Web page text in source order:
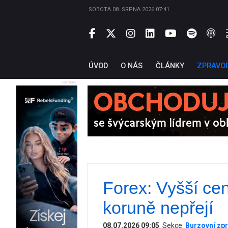
SOBOTA 08. SRPNA 2026 07:41
ÚVOD O NÁS ČLÁNKY
reklama
Forex: Vyšší
koruně nepřejí
08.07.2026 09:05 Sekce: Burzovní